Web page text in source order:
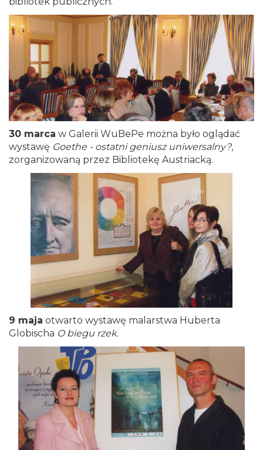
30 marca w Galerii WuBePe można było oglądać
wystawę Goethe - ostatni geniusz uniwersalny?,
zorganizowaną przez Bibliotekę Austriacką.
9 maja otwarto wystawę malarstwa Huberta
Globischa O biegu rzek.